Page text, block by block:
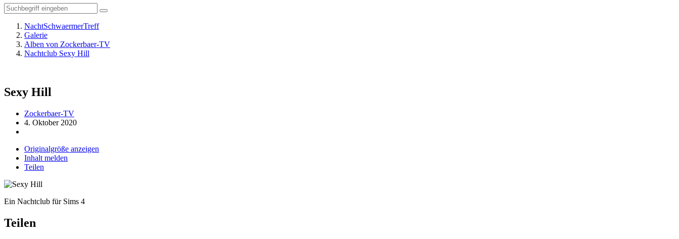
NachtSchwaermerTreff
Galerie
Alben von Zockerbaer-TV
Nachtclub Sexy Hill
Sexy Hill
Zockerbaer-TV
4. Oktober 2020
Originalgröße anzeigen
Inhalt melden
Teilen
Ein Nachtclub für Sims 4
Teilen